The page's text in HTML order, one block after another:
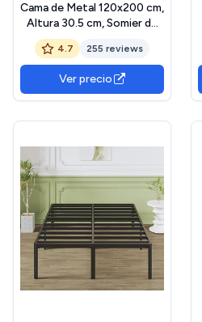
Cama de Metal 120x200 cm,
Altura 30.5 cm, Somier de
Acero con Patas de
Esquina Curvadas,
Estructura Cama con
Espacio Almacenamiento,
Fácil Montaje, Libre de
4.7 255 reviews
Ver precio